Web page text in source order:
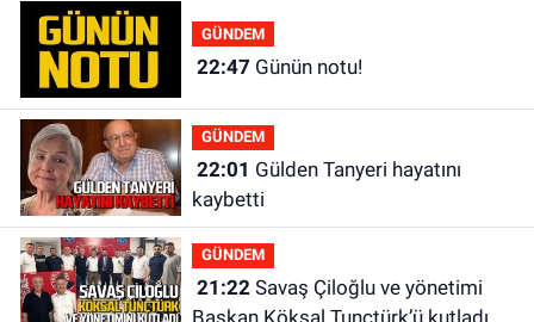
GÜNDEM
22:47 Günün notu!
GÜNDEM
22:01
kaybetti
GÜNDEM
21:22Savaş Çiloğlu ve yönetimi